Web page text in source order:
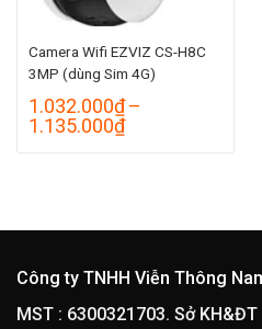
Camera Wifi EZVIZ CS-H8C
3MP (dùng Sim 4G)
1.032.000₫ –
1.135.000₫Khoảng
Công ty TNHH Viễn Thông
MST : 6300321703. Sở